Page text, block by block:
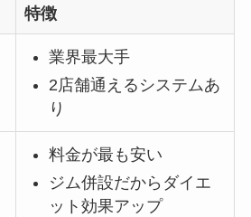
特徴
業界最大手
2店舗通えるシステムあ
り
料金が最も安い
ジム併設だからダイエ
ット効果アップ